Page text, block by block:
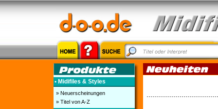
• Midifiles & Styles
» Neuerscheinungen
» Titel von A-Z